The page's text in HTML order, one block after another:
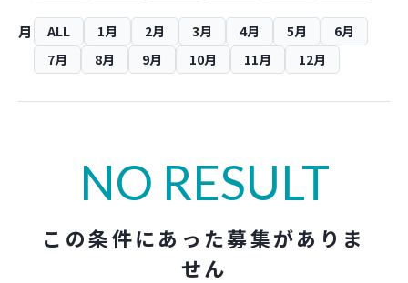
月 ALL 1月 2月 3月 4月 5月
6月
7月
8月 9月 10月 11月 12月
NO RESULT
この条件にあった募集がありま
せん